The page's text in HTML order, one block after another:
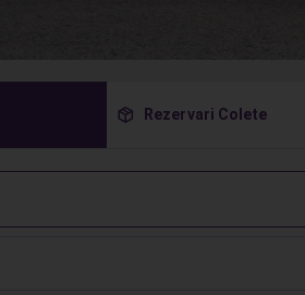
󰏗 Rezervari Colete